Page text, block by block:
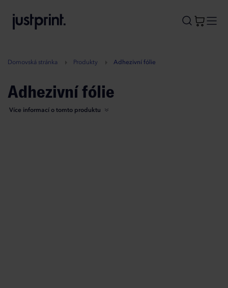
A
Domovská stránka Produkty Adhezivní fólie
Adhezivní fólie
Více informací o tomto produktu